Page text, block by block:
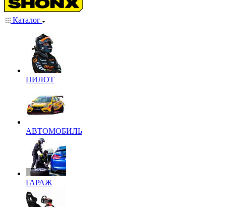
Каталог
ПИЛОТ
АВТОМОБИЛЬ
ГАРАЖ